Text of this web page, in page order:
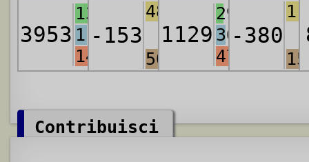
3953
1377
1170
1406
-153
4891
5044
1129
296
361
472
-380
Contribuisci